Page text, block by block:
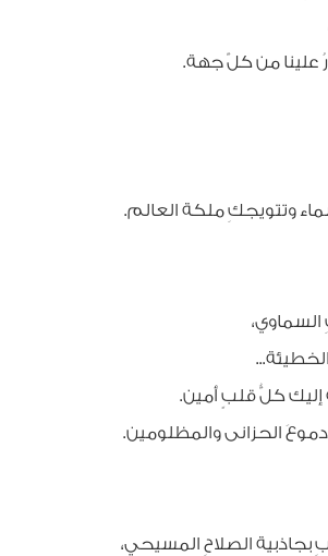
علينا من كلّ جهة.
وتتويجكِ ملكة العالم.
السماوي،
إليك كلُّ قلبٍ أمين.
دموعَ الحزانى والمظلومين.
الصلاحِ المسيحي،